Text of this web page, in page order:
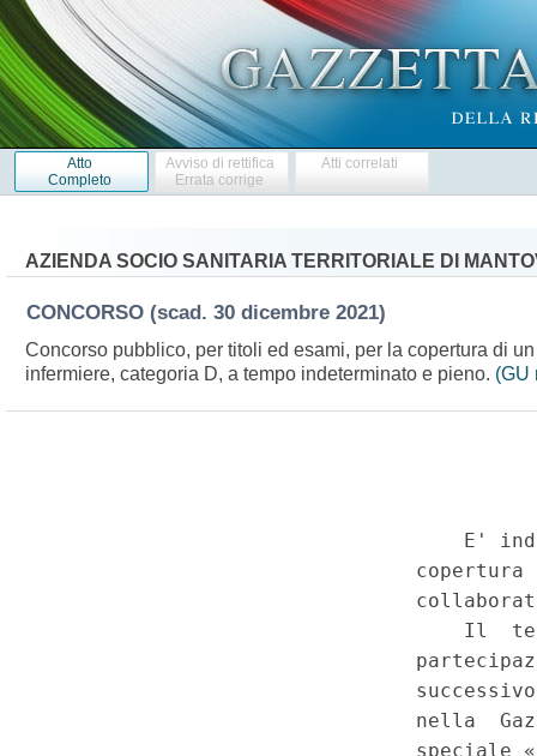
Atto
Completo
Avviso di rettifica
Errata corrige
Atti correlati
AZIENDA SOCIO SANITARIA TERRITORIALE DI
CONCORSO (scad. 30 dicembre 2021)
Concorso pubblico, per titoli ed esami, per la copertura di
infermiere, categoria D, a tempo indeterminato e pieno. (GU